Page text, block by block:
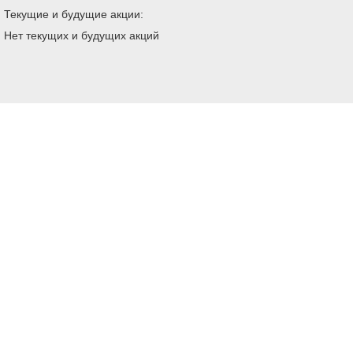
Текущие и будущие акции:
Нет текущих и будущих акций